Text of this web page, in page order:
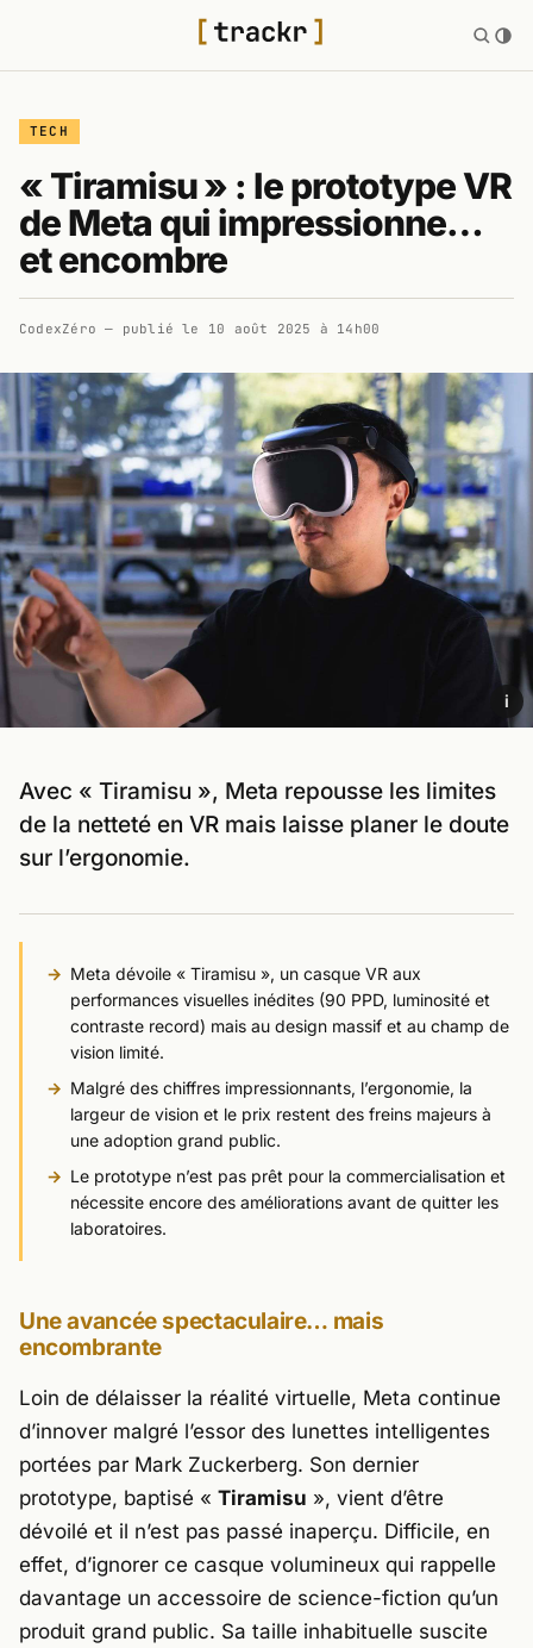
TECH
« Tiramisu » : le prototype VR
de Meta qui impressionne…
et encombre
CodexZéro — publié le 10 août 2025 à 14h00
i
Avec « Tiramisu », Meta repousse les limites
de la netteté en VR mais laisse planer le doute
sur l’ergonomie.
Meta dévoile « Tiramisu », un casque VR aux
performances visuelles inédites (90 PPD, luminosité et
contraste record) mais au design massif et au champ de
vision limité.
Malgré des chiffres impressionnants, l’ergonomie, la
largeur de vision et le prix restent des freins majeurs à
une adoption grand public.
Le prototype n’est pas prêt pour la commercialisation et
nécessite encore des améliorations avant de quitter les
laboratoires.
Une avancée spectaculaire… mais
encombrante
Loin de délaisser la réalité virtuelle, Meta continue
d’innover malgré l’essor des lunettes intelligentes
portées par Mark Zuckerberg. Son dernier
prototype, baptisé « Tiramisu », vient d’être
dévoilé et il n’est pas passé inaperçu. Difficile, en
effet, d’ignorer ce casque volumineux qui rappelle
davantage un accessoire de science-fiction qu’un
produit grand public. Sa taille inhabituelle suscite